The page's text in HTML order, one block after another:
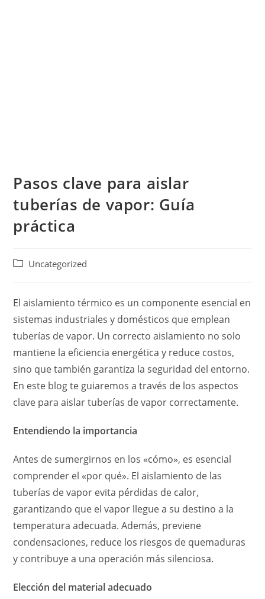
Pasos clave para aislar
tuberías de vapor: Guía
práctica
Uncategorized
El aislamiento térmico es un componente esencial en
sistemas industriales y domésticos que emplean
tuberías de vapor. Un correcto aislamiento no solo
mantiene la eficiencia energética y reduce costos,
sino que también garantiza la seguridad del entorno.
En este blog te guiaremos a través de los aspectos
clave para aislar tuberías de vapor correctamente.
Entendiendo la importancia
Antes de sumergirnos en los «cómo», es esencial
comprender el «por qué». El aislamiento de las
tuberías de vapor evita pérdidas de calor,
garantizando que el vapor llegue a su destino a la
temperatura adecuada. Además, previene
condensaciones, reduce los riesgos de quemaduras
y contribuye a una operación más silenciosa.
Elección del material adecuado